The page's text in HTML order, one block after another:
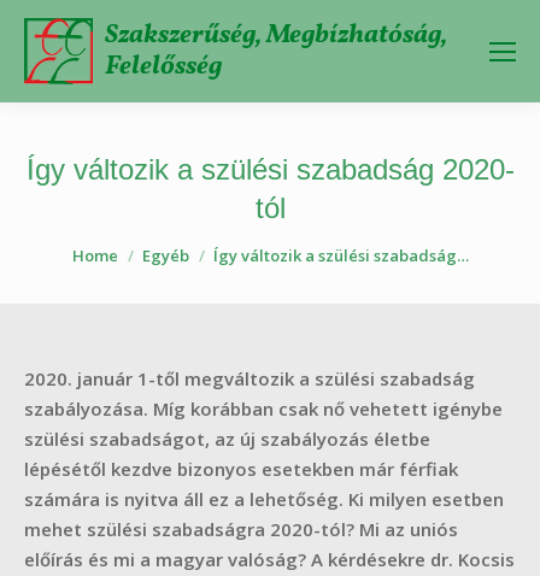
Szakszerűség, Megbízhatóság,
Felelősség
Így változik a szülési szabadság 2020-
tól
You are here:
Home Egyéb Így változik a szülési szabadság…
2020. január 1-től megváltozik a szülési szabadság
szabályozása. Míg korábban csak nő vehetett igénybe
szülési szabadságot, az új szabályozás életbe
lépésétől kezdve bizonyos esetekben már férfiak
számára is nyitva áll ez a lehetőség. Ki milyen esetben
mehet szülési szabadságra 2020-tól? Mi az uniós
előírás és mi a magyar valóság? A kérdésekre dr. Kocsis